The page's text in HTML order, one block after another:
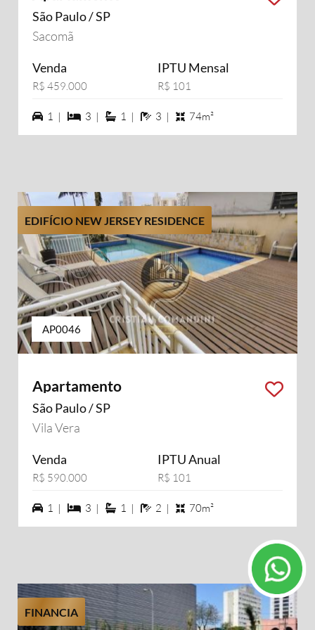
São Paulo / SP
Sacomã
Venda
R$ 459.000
IPTU Mensal
R$ 101
1 vagas na garagem
1 | 3 dormiórios
3 | 1 suítes
1 | 3 banheiros
3 | 74m²
EDIFÍCIO NEW JERSEY RESIDENCE
AP0046
Apartamento
São Paulo / SP
Vila Vera
Venda
R$ 590.000
IPTU Anual
R$ 101
1 vagas na garagem
1 | 3 dormiórios
3 | 1 suítes
1 | 2 banheiros
2 | 70m²
FINANCIA